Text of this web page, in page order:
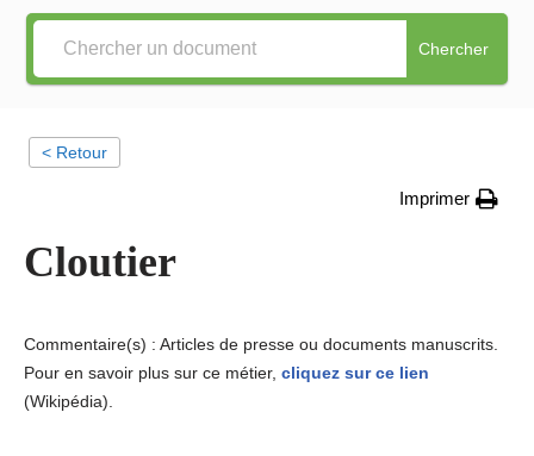
Chercher
< Retour
Imprimer
Cloutier
Commentaire(s) : Articles de presse ou documents manuscrits.
Pour en savoir plus sur ce métier, cliquez sur ce lien
(Wikipédia).